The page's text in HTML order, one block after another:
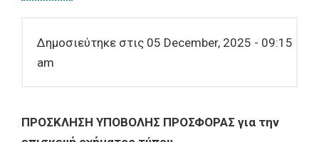
Δημοσιεύτηκε στις 05 December, 2025 - 09:15
am
ΠΡΟΣΚΛΗΣΗ ΥΠΟΒΟΛΗΣ ΠΡΟΣΦΟΡΑΣ για την